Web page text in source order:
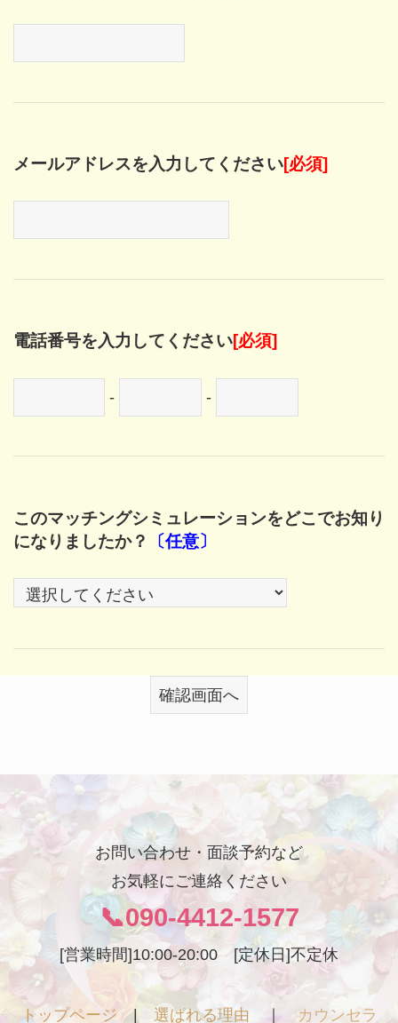
メールアドレスを入力してください[必須]
電話番号を入力してください[必須]
- -
このマッチングシミュレーションをどこでお知り
になりましたか？
〔任意〕
お問い合わせ・面談予約など
お気軽にご連絡ください
📞090-4412-1577
[営業時間]10:00-20:00 [定休日]不定休
トップページ | 選ばれる理由 ｜ カウンセラ